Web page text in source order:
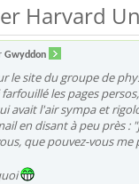
Harvard
Gwyddon
le site du groupe de
farfouillé les pages
avait l'air sympa et
en disant à peu près :
que pouvez-vous me